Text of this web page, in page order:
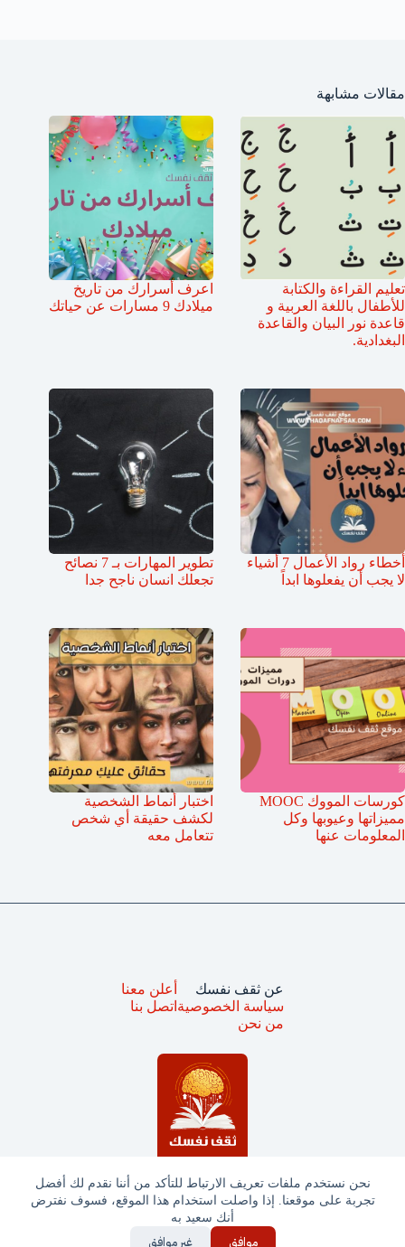
نحن نستخدم ملفات تعريف الارتباط للتأكد من أننا نقدم لك أفضل
تجربة على موقعنا. إذا واصلت استخدام هذا الموقع، فسوف نفترض
أنك سعيد به
موافق غير موافق
مقالات مشابهة
تعليم القراءة والكتابة
للأطفال باللغة العربية و
قاعدة نور البيان والقاعدة
البغدادية.
اعرف أسرارك من تاريخ
ميلادك 9 مسارات عن حياتك
أخطاء رواد الأعمال 7 أشياء
لا يجب أن يفعلوها ابداً
تطوير المهارات بـ 7 نصائح
تجعلك انسان ناجح جدا
كورسات المووك MOOC
مميزاتها وعيوبها وكل
المعلومات عنها
اختبار أنماط الشخصية
لكشف حقيقة أي شخص
تتعامل معه
جميع الحقوق محفوظة © ثقف نفسك 2025
عن ثقف نفسك
سياسة الخصوصية
من نحن
أعلن معنا
اتصل بنا